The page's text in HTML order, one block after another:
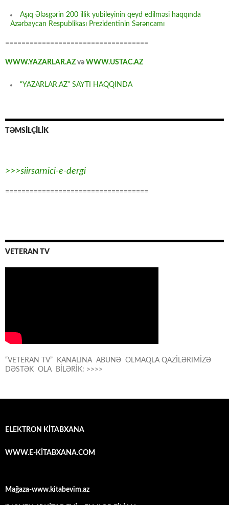
Aşıq Ələsgərin 200 illik yubileyinin qeyd edilməsi haqqında
Azərbaycan Respublikası Prezidentinin Sərəncamı
===================================
WWW.YAZARLAR.AZ və WWW.USTAC.AZ
“YAZARLAR.AZ” SAYTI HAQQINDA
TƏMSİLÇİLİK
>>>siirsarnici-e-dergi
===================================
VETERAN TV
“VETERAN TV” KANALINA ABUNƏ OLMAQLA QAZİLƏRIMİZƏ
DƏSTƏK OLA BİLƏRİK: >>>>
ELEKTRON KİTABXANA
WWW.E-KİTABXANA.COM
Mağaza-www.kitabevim.az